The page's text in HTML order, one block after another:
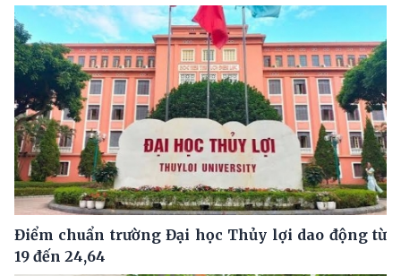
Điểm chuẩn trường Đại học Thủy lợi dao động từ
19 đến 24,64